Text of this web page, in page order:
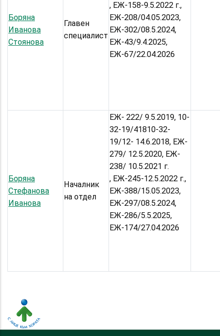
Боряна
Иванова
Стоянова
Главен
специалист
, ЕЖ-158-9.5.2022 г.,
ЕЖ-208/04.05.2023,
ЕЖ-302/08.5.2024,
ЕЖ-43/9.4.2025,
ЕЖ-67/22.04.2026
Боряна
Стефанова
Иванова
Началник
на отдел
ЕЖ- 222/ 9.5.2019, 10-
32-19/41810-32-
19/12- 14.6.2018, ЕЖ-
279/ 12.5.2020, ЕЖ-
238/ 10.5.2021 г.
, ЕЖ-245-12.5.2022 г.,
ЕЖ-388/15.05.2023,
ЕЖ-297/08.5.2024,
ЕЖ-286/5.5.2025,
ЕЖ-174/27.04.2026